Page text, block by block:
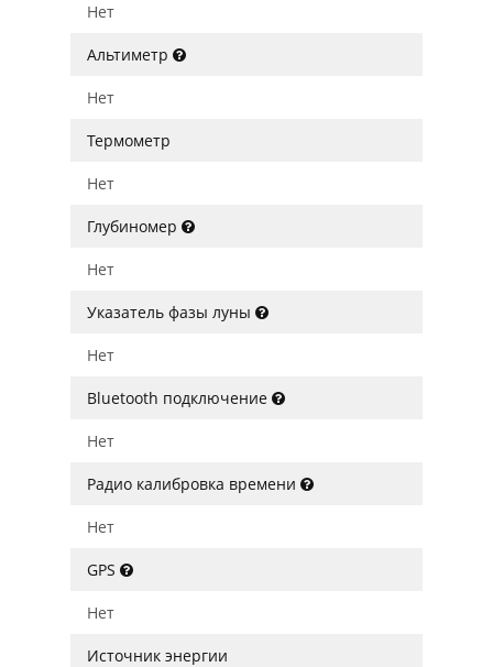
Нет
Альтиметр
Нет
Термометр
Нет
Глубиномер
Нет
Указатель фазы луны
Нет
Bluetooth подключение
Нет
Радио калибровка времени
Нет
GPS
Нет
Источник энергии